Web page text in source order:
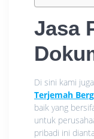
Jasa
Di sini kami
Terjemah
baik yang
untuk
pribadi ini